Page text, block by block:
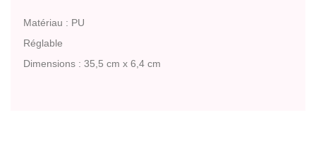
Matériau : PU
Réglable
Dimensions : 35,5 cm x 6,4 cm